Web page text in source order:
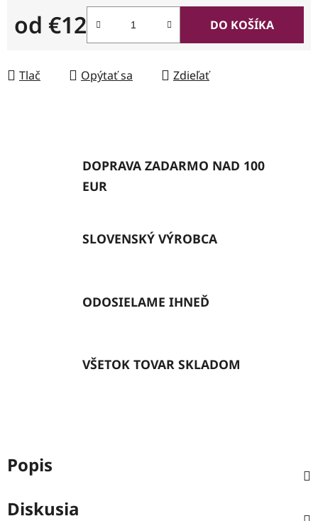
od €12
Jednotková cena:
DO KOŠÍKA
Tlač Opýtať sa Zdieľať
DOPRAVA ZADARMO NAD 100
EUR
SLOVENSKÝ VÝROBCA
ODOSIELAME IHNEĎ
VŠETOK TOVAR SKLADOM
Popis
Diskusia